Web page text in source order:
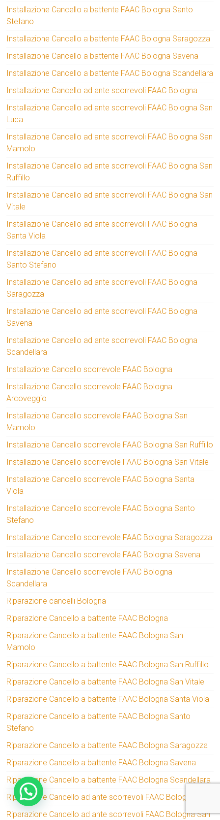
Installazione Cancello a battente FAAC Bologna Santo
Stefano
Installazione Cancello a battente FAAC Bologna Saragozza
Installazione Cancello a battente FAAC Bologna Savena
Installazione Cancello a battente FAAC Bologna Scandellara
Installazione Cancello ad ante scorrevoli FAAC Bologna
Installazione Cancello ad ante scorrevoli FAAC Bologna San
Luca
Installazione Cancello ad ante scorrevoli FAAC Bologna San
Mamolo
Installazione Cancello ad ante scorrevoli FAAC Bologna San
Ruffillo
Installazione Cancello ad ante scorrevoli FAAC Bologna San
Vitale
Installazione Cancello ad ante scorrevoli FAAC Bologna
Santa Viola
Installazione Cancello ad ante scorrevoli FAAC Bologna
Santo Stefano
Installazione Cancello ad ante scorrevoli FAAC Bologna
Saragozza
Installazione Cancello ad ante scorrevoli FAAC Bologna
Savena
Installazione Cancello ad ante scorrevoli FAAC Bologna
Scandellara
Installazione Cancello scorrevole FAAC Bologna
Installazione Cancello scorrevole FAAC Bologna
Arcoveggio
Installazione Cancello scorrevole FAAC Bologna San
Mamolo
Installazione Cancello scorrevole FAAC Bologna San Ruffillo
Installazione Cancello scorrevole FAAC Bologna San Vitale
Installazione Cancello scorrevole FAAC Bologna Santa
Viola
Installazione Cancello scorrevole FAAC Bologna Santo
Stefano
Installazione Cancello scorrevole FAAC Bologna Saragozza
Installazione Cancello scorrevole FAAC Bologna Savena
Installazione Cancello scorrevole FAAC Bologna
Scandellara
Riparazione cancelli Bologna
Riparazione Cancello a battente FAAC Bologna
Riparazione Cancello a battente FAAC Bologna San
Mamolo
Riparazione Cancello a battente FAAC Bologna San Ruffillo
Riparazione Cancello a battente FAAC Bologna San Vitale
Riparazione Cancello a battente FAAC Bologna Santa Viola
Riparazione Cancello a battente FAAC Bologna Santo
Stefano
Riparazione Cancello a battente FAAC Bologna Saragozza
Riparazione Cancello a battente FAAC Bologna Savena
Riparazione Cancello a battente FAAC Bologna Scandellara
Riparazione Cancello ad ante scorrevoli FAAC Bologna
Riparazione Cancello ad ante scorrevoli FAAC Bologna San